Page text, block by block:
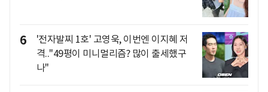
6
'전자발찌 1호' 고영욱, 이번엔 이지혜 저
격.."49평이 미니멀리즘? 많이 출세했구
나"